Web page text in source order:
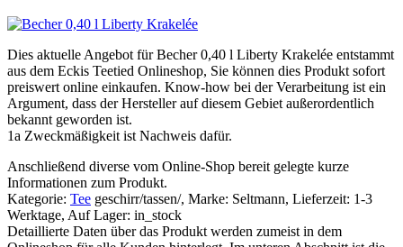
Dies aktuelle Angebot für Becher 0,40 l Liberty Krakelée entstammt
aus dem Eckis Teetied Onlineshop, Sie können dies Produkt sofort
preiswert online einkaufen. Know-how bei der Verarbeitung ist ein
Argument, dass der Hersteller auf diesem Gebiet außerordentlich
bekannt geworden ist.
1a Zweckmäßigkeit ist Nachweis dafür.
Anschließend diverse vom Online-Shop bereit gelegte kurze
Informationen zum Produkt.
Kategorie: Tee geschirr/tassen/, Marke: Seltmann, Lieferzeit: 1-3
Werktage, Auf Lager: in_stock
Detaillierte Daten über das Produkt werden zumeist in dem